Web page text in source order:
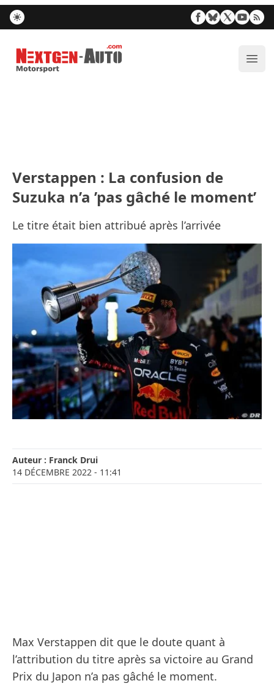
Nextgen-Auto.com
Verstappen : La confusion de
Suzuka n’a ’pas gâché le moment’
Le titre était bien attribué après l’arrivée
Auteur : Franck Drui
14 DÉCEMBRE 2022 - 11:41
Max Verstappen dit que le doute quant à
l’attribution du titre après sa victoire au Grand
Prix du Japon n’a pas gâché le moment.